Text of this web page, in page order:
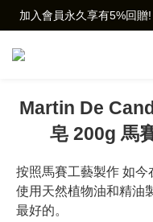
加入會員永久享有5%回贈
Martin De
皂 200g 馬
按照馬賽工藝製作 如
使用天然植物油和精油
最好的。